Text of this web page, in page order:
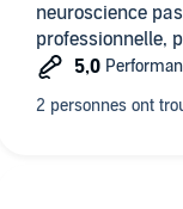
neuroscience
professionnelle,